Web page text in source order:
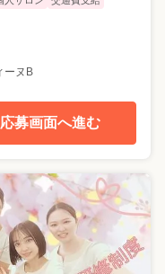
ーヌB
応募画面へ進む